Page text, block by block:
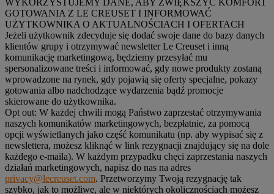
WYKORZYSTUJEMY DANE, ABY ZWIĘKSZYĆ KOMFORT
GOTOWANIA Z LE CREUSET I INFORMOWAĆ
UŻYTKOWNIKA O AKTUALNOŚCIACH I OFERTACH
Jeżeli użytkownik zdecyduje się dodać swoje dane do bazy danych
klientów grupy i otrzymywać newsletter Le Creuset i inną
komunikację marketingową, będziemy przesyłać mu
spersonalizowane treści i informować, gdy nowe produkty zostaną
wprowadzone na rynek, gdy pojawią się oferty specjalne, pokazy
gotowania albo nadchodzące wydarzenia bądź promocje
skierowane do użytkownika.
Opt out: W każdej chwili mogą Państwo zaprzestać otrzymywania
naszych komunikatów marketingowych, bezpłatnie, za pomocą
opcji wyświetlanych jako część komunikatu (np. aby wypisać się z
newslettera, możesz kliknąć w link rezygnacji znajdujący się na dole
każdego e-maila). W każdym przypadku chęci zaprzestania naszych
działań marketingowych, napisz do nas na adres
privacy@lecreuset.com. Przetworzymy Twoją rezygnację tak
szybko, jak to możliwe, ale w niektórych okolicznościach możesz